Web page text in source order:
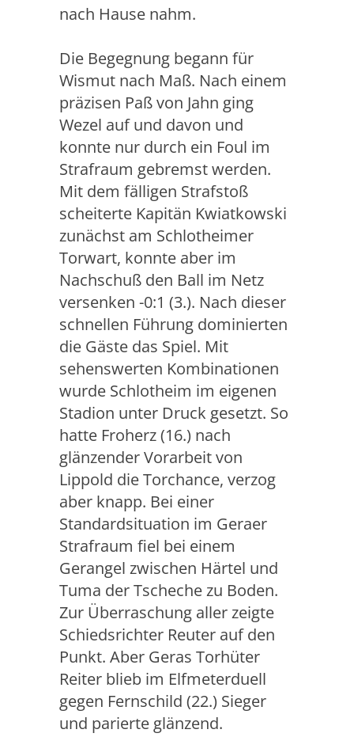
nach Hause nahm.
Die Begegnung begann für
Wismut nach Maß. Nach einem
präzisen Paß von Jahn ging
Wezel auf und davon und
konnte nur durch ein Foul im
Strafraum gebremst werden.
Mit dem fälligen Strafstoß
scheiterte Kapitän Kwiatkowski
zunächst am Schlotheimer
Torwart, konnte aber im
Nachschuß den Ball im Netz
versenken -0:1 (3.). Nach dieser
schnellen Führung dominierten
die Gäste das Spiel. Mit
sehenswerten Kombinationen
wurde Schlotheim im eigenen
Stadion unter Druck gesetzt. So
hatte Froherz (16.) nach
glänzender Vorarbeit von
Lippold die Torchance, verzog
aber knapp. Bei einer
Standardsituation im Geraer
Strafraum fiel bei einem
Gerangel zwischen Härtel und
Tuma der Tscheche zu Boden.
Zur Überraschung aller zeigte
Schiedsrichter Reuter auf den
Punkt. Aber Geras Torhüter
Reiter blieb im Elfmeterduell
gegen Fernschild (22.) Sieger
und parierte glänzend.